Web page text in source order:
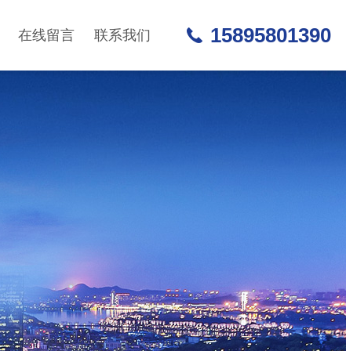
在线留言 联系我们 15895801390